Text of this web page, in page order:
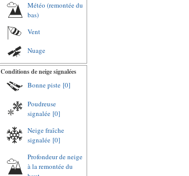
Météo (remontée du
bas)
Vent
Nuage
Conditions de neige signalées
Bonne piste [0]
Poudreuse
signalée [0]
Neige fraîche
signalée [0]
Profondeur de neige
à la remontée du